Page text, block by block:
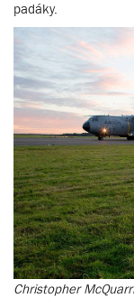
padáky.
Christopher